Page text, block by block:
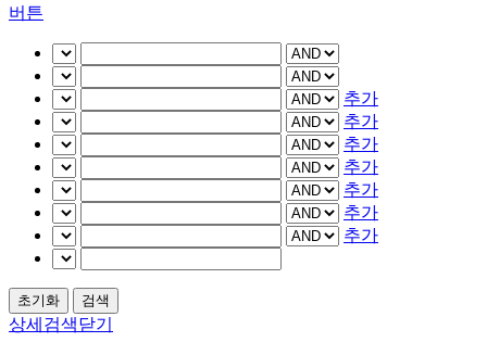
버튼
추가
추가
추가
추가
추가
추가
추가
상세검색닫기